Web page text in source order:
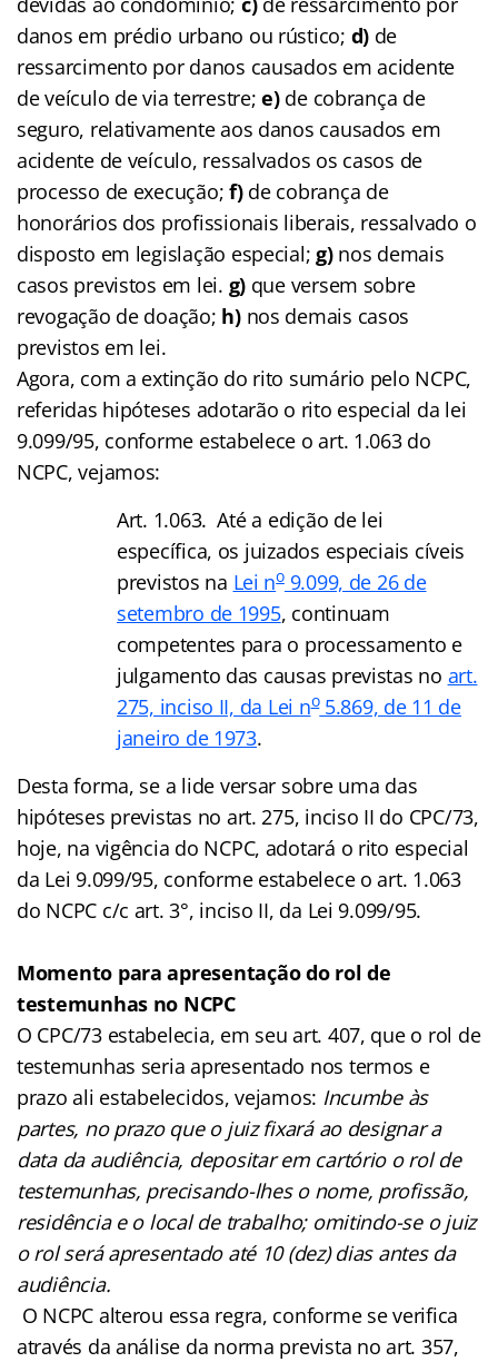
danos em prédio urbano ou rústico; d) de
ressarcimento por danos causados em acidente
de veículo de via terrestre;e)de cobrança de
seguro, relativamente aos danos causados em
acidente de veículo, ressalvados os casos de
processo de execução;f)de cobrança de
honorários dos profissionais liberais, ressalvado o
disposto em legislação especial;g)nos demais
casos previstos em lei. g) que versem sobre
revogação de doação; h)nos demais casos
previstos em lei.
Agora, com a extinção do rito sumário pelo NCPC,
referidas hipóteses adotarão o rito especial da lei
9.099/95, conforme estabelece o art. 1.063 do
NCPC, vejamos:
Art. 1.063. Até a edição de lei
específica, os juizados especiais cíveis
previstos na Lei no9.099, de 26 de
setembro de 1995, continuam
competentes para o processamento e
julgamento das causas previstas no art.
275, inciso II, da Lei no5.869, de 11 de
janeiro de 1973.
Desta forma, se a lide versar sobre uma das
hipóteses previstas no art. 275, inciso II do CPC/73,
hoje, na vigência do NCPC, adotará o rito especial
da Lei 9.099/95, conforme estabelece o art. 1.063
do NCPC c/c art. 3°, inciso II, da Lei 9.099/95.
Momento para apresentação do rol de
testemunhas no NCPC
O CPC/73 estabelecia, em seu art. 407, que o rol de
testemunhas seria apresentado nos termos e
prazo ali estabelecidos, vejamos: Incumbe às
partes, no prazo que o juiz fixará ao designar a
data da audiência, depositar em cartório o rol de
testemunhas, precisando-lhes o nome, profissão,
residência e o local de trabalho; omitindo-se o juiz
o rol será apresentado até 10 (dez) dias antes da
audiência.
O NCPC alterou essa regra, conforme se verifica
através da análise da norma prevista no art. 357,